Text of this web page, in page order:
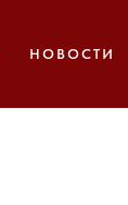
НОВОСТИ